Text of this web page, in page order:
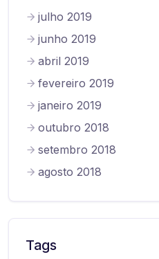
julho 2019
junho 2019
abril 2019
fevereiro 2019
janeiro 2019
outubro 2018
setembro 2018
agosto 2018
Tags